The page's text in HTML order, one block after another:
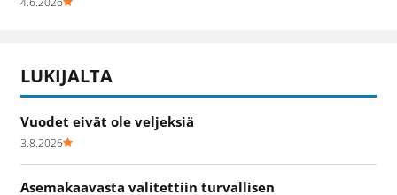
LUKIJALTA
Vuodet eivät ole veljeksiä
3.8.2026
Asemakaavasta valitettiin turvallisen